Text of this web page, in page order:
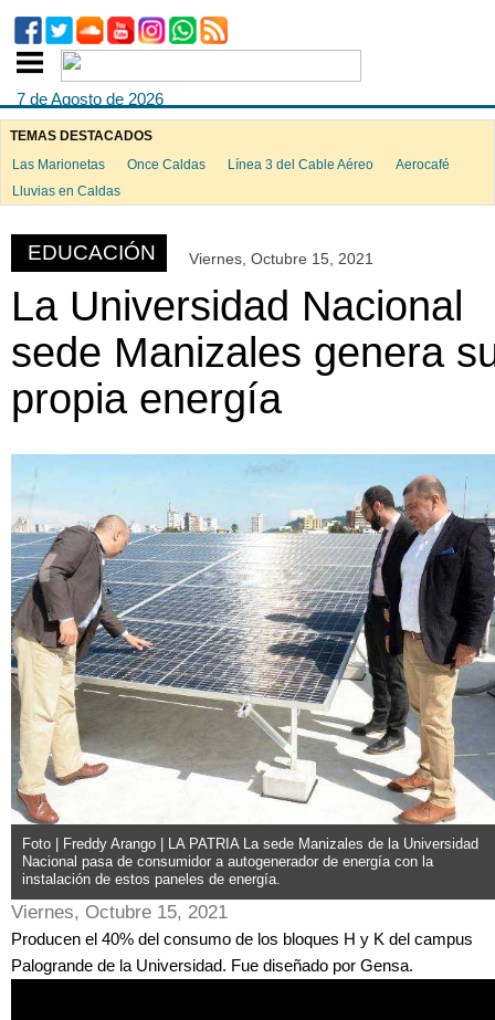
7 de Agosto de 2026
TEMAS DESTACADOS
Las Marionetas
Once Caldas Línea 3 del Cable Aéreo
Aerocafé
Lluvias en Caldas
EDUCACIÓN Viernes, Octubre 15, 2021
La Universidad Nacional
sede Manizales genera
propia energía
Foto | Freddy Arango | LA PATRIA La sede Manizales de la Universidad
Nacional pasa de consumidor a autogenerador de energía con la
instalación de estos paneles de energía.
Viernes, Octubre 15, 2021
Producen el 40% del consumo de los bloques H y K del campus
Palogrande de la Universidad. Fue diseñado por Gensa.